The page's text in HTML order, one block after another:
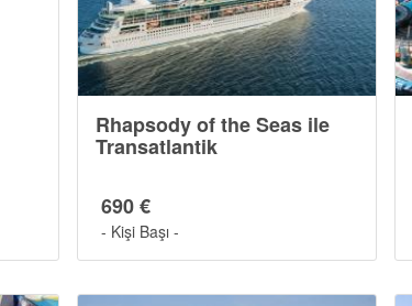
Rhapsody of the Seas ile
Transatlantik
690 €
- Kişi Başı -